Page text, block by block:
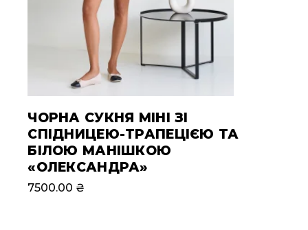
ЧОРНА СУКНЯ МІНІ ЗІ
СПІДНИЦЕЮ-ТРАПЕЦІЄЮ ТА
БІЛОЮ МАНІШКОЮ
«ОЛЕКСАНДРА»
7500.00 ₴